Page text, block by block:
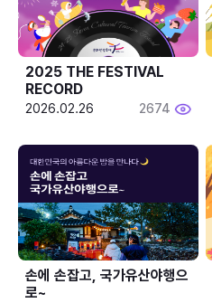
2025 THE FESTIVAL
RECORD
2026.02.26 2674
손에 손잡고, 국가유산야행으
로~